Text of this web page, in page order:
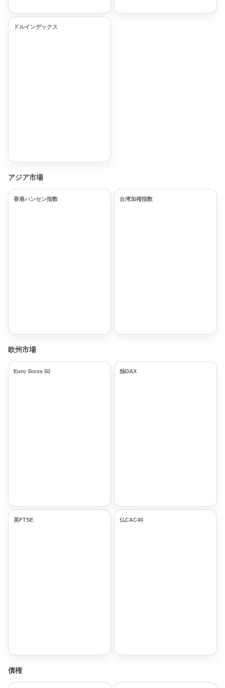
ドルインデックス
アジア市場
香港ハンセン指数 台湾加権指数
欧州市場
Euro Stoxx 50 独DAX
英FTSE 仏CAC40
債権